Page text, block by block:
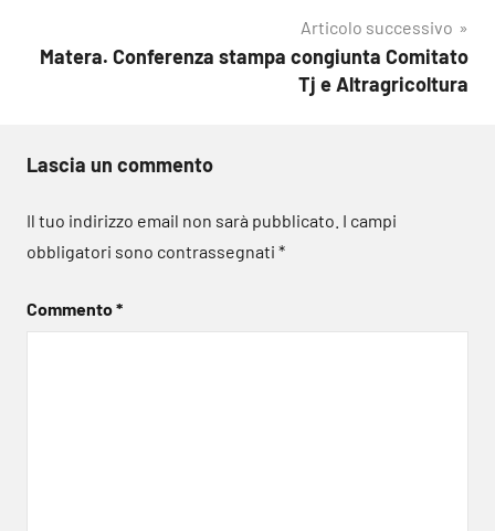
Articolo successivo
Matera. Conferenza stampa congiunta Comitato
Tj e Altragricoltura
Lascia un commento
Il tuo indirizzo email non sarà pubblicato. I campi
obbligatori sono contrassegnati *
Commento*